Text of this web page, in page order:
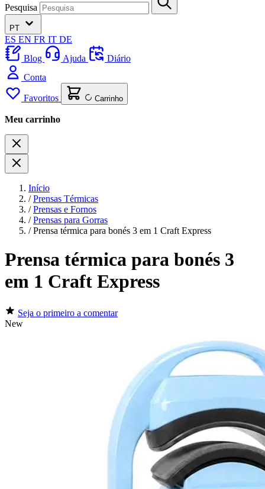
Pesquisa
PT
ES EN FR IT DE
Blog
Ajuda
Diário
Conta
Favoritos Carrinho
Meu carrinho
Início
/ Prensas Térmicas
/ Prensas e Fornos
/ Prensas para Gorras
/ Prensa térmica para bonés 3 em 1 Craft Express
Prensa térmica para bonés 3
em 1 Craft Express
Seja o primeiro a comentar
New